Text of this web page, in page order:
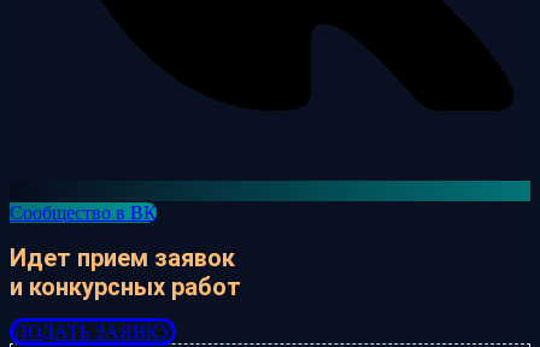
Сообщество в ВК
Идет прием заявок
и конкурсных работ
ПОДАТЬ ЗАЯВКУ